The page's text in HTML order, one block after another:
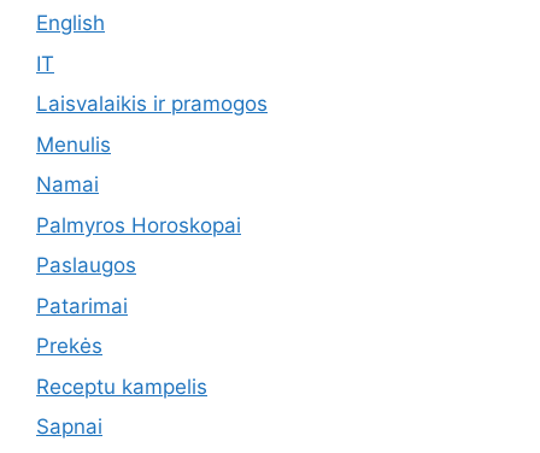
English
IT
Laisvalaikis ir pramogos
Menulis
Namai
Palmyros Horoskopai
Paslaugos
Patarimai
Prekės
Receptu kampelis
Sapnai